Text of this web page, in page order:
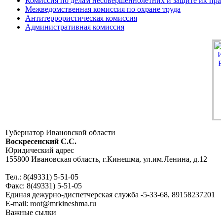
Межведомственная комиссия по охране труда
Антитеррористическая комиссия
Административная комиссия
Губернатор Ивановской области
Воскресенский C.C.
Юридический адрес
155800 Ивановская область, г.Кинешма, ул.им.Ленина, д.12
Тел.: 8(49331) 5-51-05
Факс: 8(49331) 5-51-05
Единая дежурно-диспетчерская служба -5-33-68, 89158237201
E-mail: root@mrkineshma.ru
Важные сылки